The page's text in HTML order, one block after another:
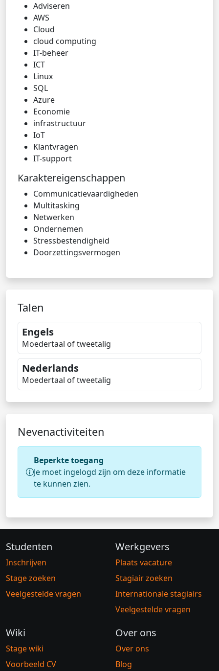
Adviseren
AWS
Cloud
cloud computing
IT-beheer
ICT
Linux
SQL
Azure
Economie
infrastructuur
IoT
Klantvragen
IT-support
Karaktereigenschappen
Communicatievaardigheden
Multitasking
Netwerken
Ondernemen
Stressbestendigheid
Doorzettingsvermogen
Talen
Engels
Moedertaal of tweetalig
Nederlands
Moedertaal of tweetalig
Nevenactiviteiten
Beperkte toegang
Je moet ingelogd zijn om deze informatie
te kunnen zien.
Studenten
Inschrijven
Stage zoeken
Veelgestelde vragen
Werkgevers
Plaats vacature
Stagiair zoeken
Internationale stagiairs
Veelgestelde vragen
Wiki
Stage wiki
Voorbeeld CV
Over ons
Over ons
Blog